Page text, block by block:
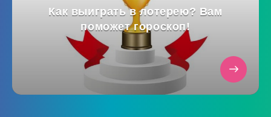
Как выиграть в лотерею? Вам
поможет гороскоп!